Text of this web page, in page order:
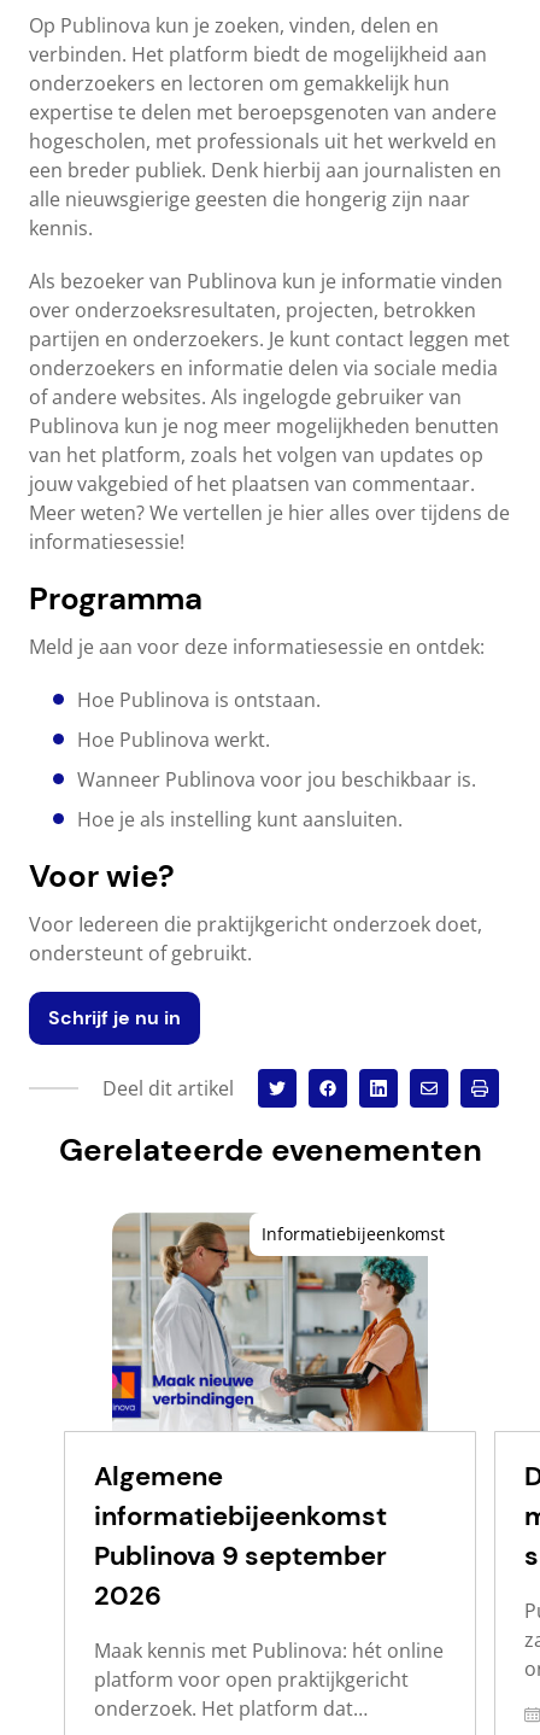
Op Publinova kun je zoeken, vinden, delen en
verbinden. Het platform biedt de mogelijkheid aan
onderzoekers en lectoren om gemakkelijk hun
expertise te delen met beroepsgenoten van andere
hogescholen, met professionals uit het werkveld en
een breder publiek. Denk hierbij aan journalisten en
alle nieuwsgierige geesten die hongerig zijn naar
kennis.
Als bezoeker van Publinova kun je informatie vinden
over onderzoeksresultaten, projecten, betrokken
partijen en onderzoekers. Je kunt contact leggen met
onderzoekers en informatie delen via sociale media
of andere websites. Als ingelogde gebruiker van
Publinova kun je nog meer mogelijkheden benutten
van het platform, zoals het volgen van updates op
jouw vakgebied of het plaatsen van commentaar.
Meer weten? We vertellen je hier alles over tijdens de
informatiesessie!
Programma
Meld je aan voor deze informatiesessie en ontdek:
Hoe Publinova is ontstaan.
Hoe Publinova werkt.
Wanneer Publinova voor jou beschikbaar is.
Hoe je als instelling kunt aansluiten.
Voor wie?
Voor Iedereen die praktijkgericht onderzoek doet,
ondersteunt of gebruikt.
Schrijf je nu in
Deel dit artikel
Gerelateerde evenementen
Algemene
informatiebijeenkomst
Publinova 9 september
2026
Maak kennis met Publinova: hét online
platform voor open praktijkgericht
onderzoek. Het platform dat
Informatiebijeenkomst